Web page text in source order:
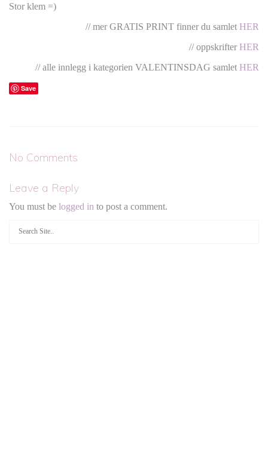
Stor klem =)
// mer GRATIS PRINT finner du samlet HER
// oppskrifter HER
// alle innlegg i kategorien VALENTINSDAG samlet HER
Save
No Comments
Leave a Reply
You must be logged in to post a comment.